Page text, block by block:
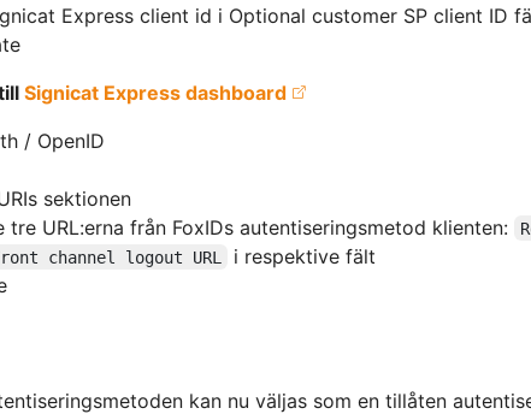
Express client id i Optional customer SP client ID
Signicat Express dashboard
/ OpenID
sektionen
tre URL:erna från FoxIDs autentiseringsmetod klienten:
channel logout URL
i respektive fält
kan nu väljas som en tillåten